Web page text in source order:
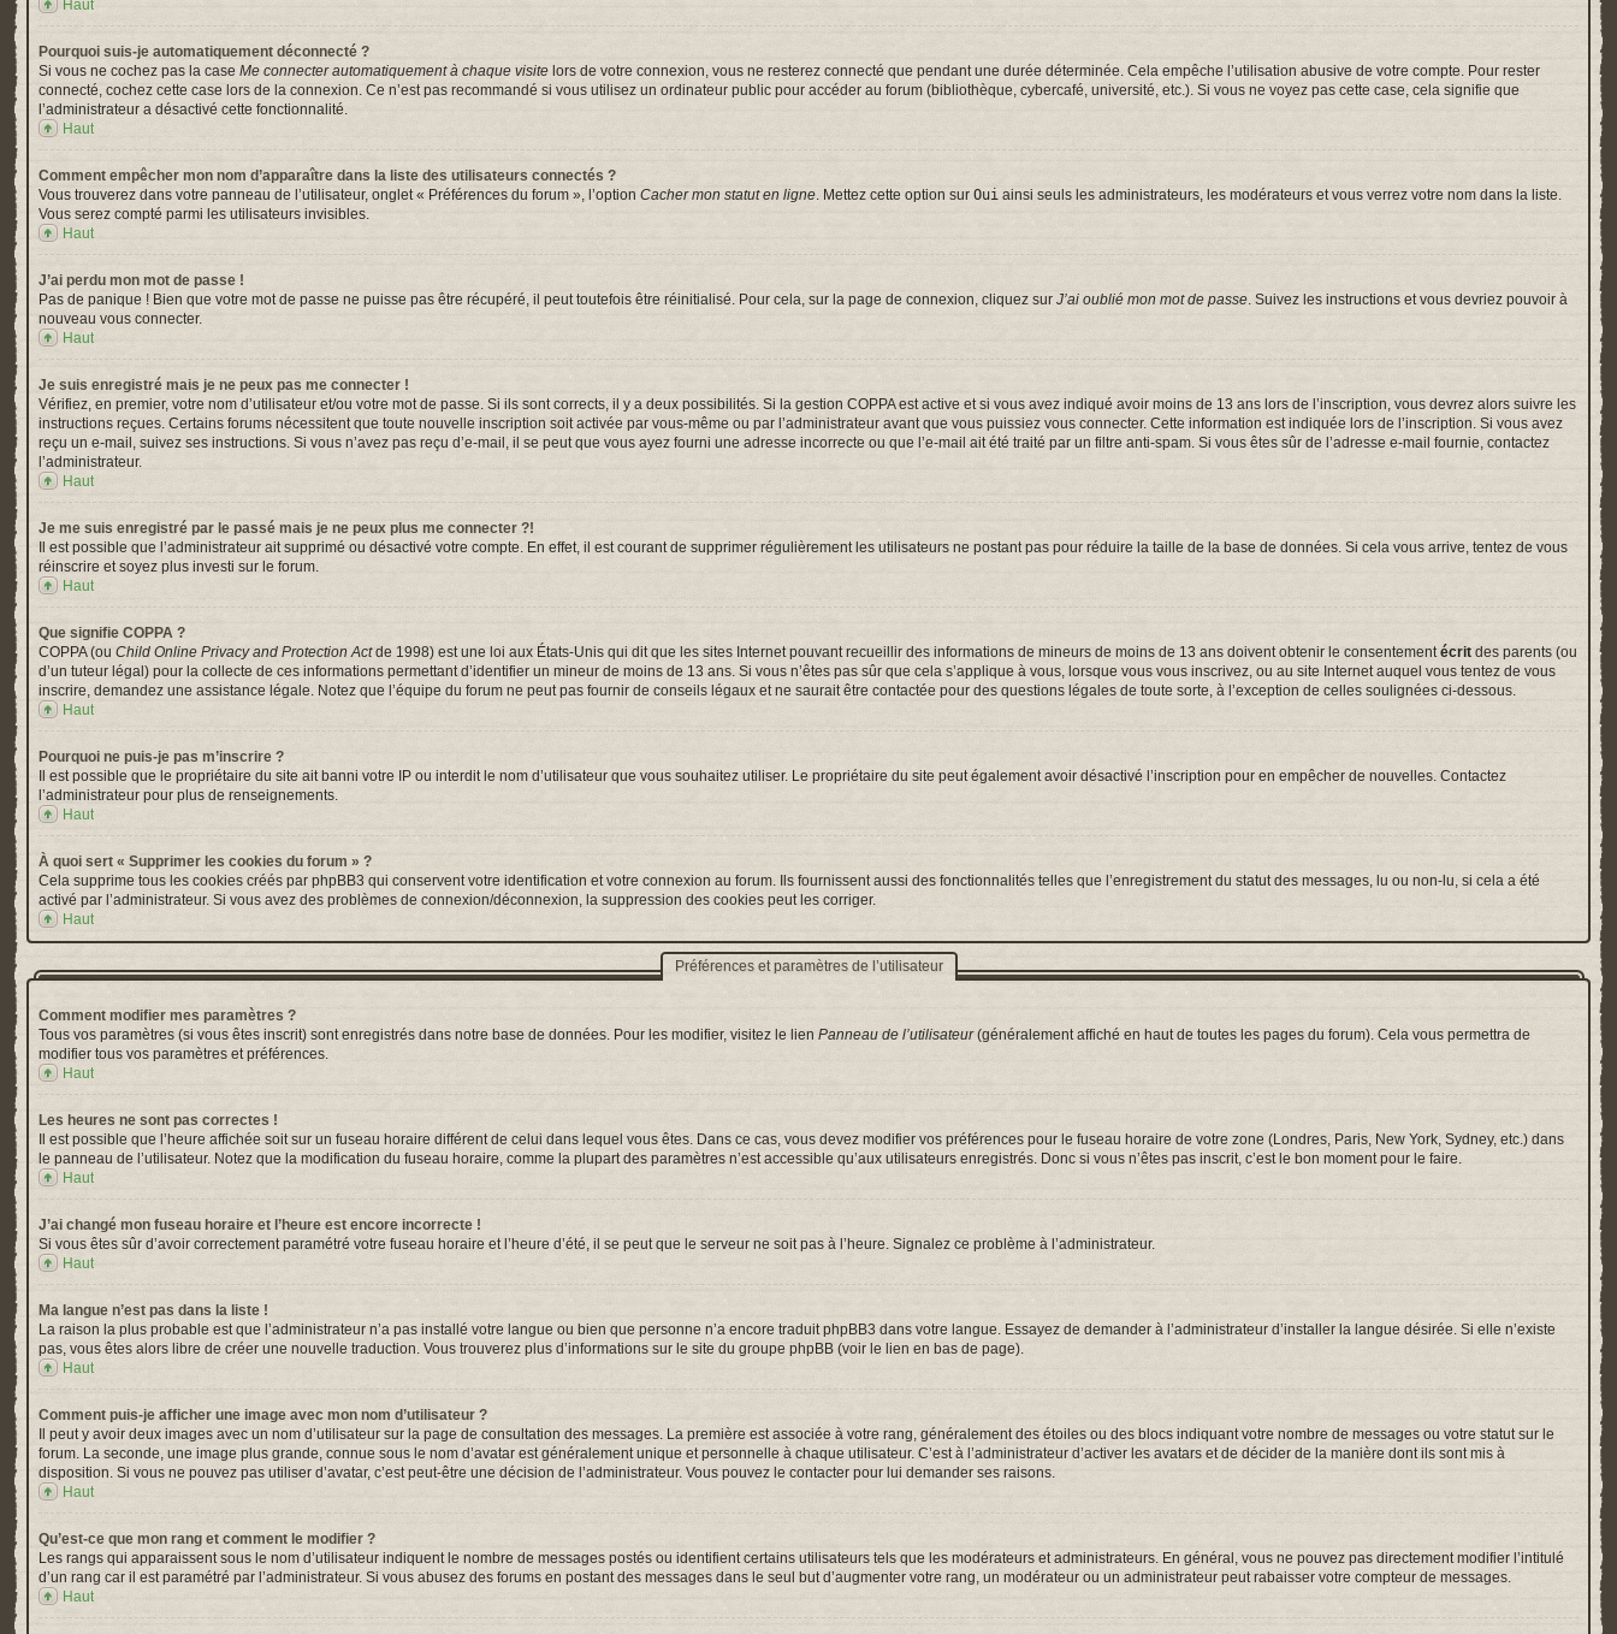
Haut
Pourquoi suis-je automatiquement déconnecté ?
Si vous ne cochez pas la case Me connecter automatiquement à chaque visite lors de votre connexion, vous ne resterez connecté que pendant une durée déterminée. Cela empêche l’utilisation abusive de votre compte. Pour rester
connecté, cochez cette case lors de la connexion. Ce n’est pas recommandé si vous utilisez un ordinateur public pour accéder au forum (bibliothèque, cybercafé, université, etc.). Si vous ne voyez pas cette case, cela signifie que
l’administrateur a désactivé cette fonctionnalité.
Haut
Comment empêcher mon nom d’apparaître dans la liste des utilisateurs connectés ?
Vous trouverez dans votre panneau de l’utilisateur, onglet « Préférences du forum », l’option Cacher mon statut en ligne. Mettez cette option sur Oui ainsi seuls les administrateurs, les modérateurs et vous verrez votre nom dans la liste.
Vous serez compté parmi les utilisateurs invisibles.
Haut
J’ai perdu mon mot de passe !
Pas de panique ! Bien que votre mot de passe ne puisse pas être récupéré, il peut toutefois être réinitialisé. Pour cela, sur la page de connexion, cliquez sur J’ai oublié mon mot de passe. Suivez les instructions et vous devriez pouvoir à
nouveau vous connecter.
Haut
Je suis enregistré mais je ne peux pas me connecter !
Vérifiez, en premier, votre nom d’utilisateur et/ou votre mot de passe. Si ils sont corrects, il y a deux possibilités. Si la gestion COPPA est active et si vous avez indiqué avoir moins de 13 ans lors de l’inscription, vous devrez alors suivre les
instructions reçues. Certains forums nécessitent que toute nouvelle inscription soit activée par vous-même ou par l’administrateur avant que vous puissiez vous connecter. Cette information est indiquée lors de l’inscription. Si vous avez
reçu un e-mail, suivez ses instructions. Si vous n’avez pas reçu d’e-mail, il se peut que vous ayez fourni une adresse incorrecte ou que l’e-mail ait été traité par un filtre anti-spam. Si vous êtes sûr de l’adresse e-mail fournie, contactez
l’administrateur.
Haut
Je me suis enregistré par le passé mais je ne peux plus me connecter ?!
Il est possible que l’administrateur ait supprimé ou désactivé votre compte. En effet, il est courant de supprimer régulièrement les utilisateurs ne postant pas pour réduire la taille de la base de données. Si cela vous arrive, tentez de vous
réinscrire et soyez plus investi sur le forum.
Haut
Que signifie COPPA ?
COPPA (ou Child Online Privacy and Protection Actde 1998) est une loi aux États-Unis qui dit que les sites Internet pouvant recueillir des informations de mineurs de moins de 13 ans doivent obtenir le consentementécrit des parents (ou
d’un tuteur légal) pour la collecte de ces informations permettant d’identifier un mineur de moins de 13 ans. Si vous n’êtes pas sûr que cela s’applique à vous, lorsque vous vous inscrivez, ou au site Internet auquel vous tentez de vous
inscrire, demandez une assistance légale. Notez que l’équipe du forum ne peut pas fournir de conseils légaux et ne saurait être contactée pour des questions légales de toute sorte, à l’exception de celles soulignées ci-dessous.
Haut
Pourquoi ne puis-je pas m’inscrire ?
Il est possible que le propriétaire du site ait banni votre IP ou interdit le nom d’utilisateur que vous souhaitez utiliser. Le propriétaire du site peut également avoir désactivé l’inscription pour en empêcher de nouvelles. Contactez
l’administrateur pour plus de renseignements.
Haut
À quoi sert « Supprimer les cookies du forum » ?
Cela supprime tous les cookies créés par phpBB3 qui conservent votre identification et votre connexion au forum. Ils fournissent aussi des fonctionnalités telles que l’enregistrement du statut des messages, lu ou non-lu, si cela a été
activé par l’administrateur. Si vous avez des problèmes de connexion/déconnexion, la suppression des cookies peut les corriger.
Haut
Préférences et paramètres de l’utilisateur
Comment modifier mes paramètres ?
Tous vos paramètres (si vous êtes inscrit) sont enregistrés dans notre base de données. Pour les modifier, visitez le lien Panneau de l’utilisateur(généralement affiché en haut de toutes les pages du forum). Cela vous permettra de
modifier tous vos paramètres et préférences.
Haut
Les heures ne sont pas correctes !
Il est possible que l’heure affichée soit sur un fuseau horaire différent de celui dans lequel vous êtes. Dans ce cas, vous devez modifier vos préférences pour le fuseau horaire de votre zone (Londres, Paris, New York, Sydney, etc.) dans
le panneau de l’utilisateur. Notez que la modification du fuseau horaire, comme la plupart des paramètres n’est accessible qu’aux utilisateurs enregistrés. Donc si vous n’êtes pas inscrit, c’est le bon moment pour le faire.
Haut
J’ai changé mon fuseau horaire et l’heure est encore incorrecte !
Si vous êtes sûr d’avoir correctement paramétré votre fuseau horaire et l’heure d’été, il se peut que le serveur ne soit pas à l’heure. Signalez ce problème à l’administrateur.
Haut
Ma langue n’est pas dans la liste !
La raison la plus probable est que l’administrateur n’a pas installé votre langue ou bien que personne n’a encore traduit phpBB3 dans votre langue. Essayez de demander à l’administrateur d’installer la langue désirée. Si elle n’existe
pas, vous êtes alors libre de créer une nouvelle traduction. Vous trouverez plus d’informations sur le site du groupe phpBB (voir le lien en bas de page).
Haut
Comment puis-je afficher une image avec mon nom d’utilisateur ?
Il peut y avoir deux images avec un nom d’utilisateur sur la page de consultation des messages. La première est associée à votre rang, généralement des étoiles ou des blocs indiquant votre nombre de messages ou votre statut sur le
forum. La seconde, une image plus grande, connue sous le nom d’avatar est généralement unique et personnelle à chaque utilisateur. C’est à l’administrateur d’activer les avatars et de décider de la manière dont ils sont mis à
disposition. Si vous ne pouvez pas utiliser d’avatar, c’est peut-être une décision de l’administrateur. Vous pouvez le contacter pour lui demander ses raisons.
Haut
Qu’est-ce que mon rang et comment le modifier ?
Les rangs qui apparaissent sous le nom d’utilisateur indiquent le nombre de messages postés ou identifient certains utilisateurs tels que les modérateurs et administrateurs. En général, vous ne pouvez pas directement modifier l’intitulé
d’un rang car il est paramétré par l’administrateur. Si vous abusez des forums en postant des messages dans le seul but d’augmenter votre rang, un modérateur ou un administrateur peut rabaisser votre compteur de messages.
Haut